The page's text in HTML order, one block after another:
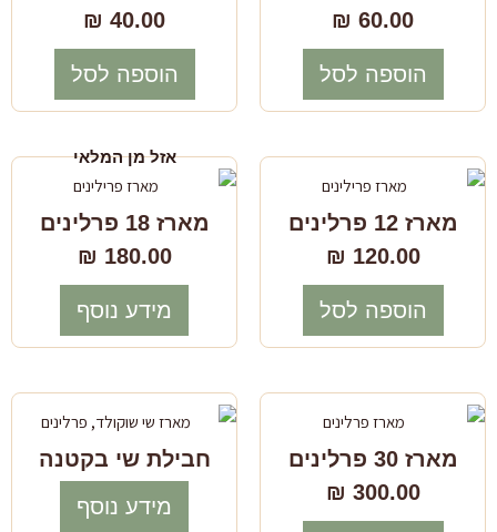
60.00
₪
הוספה לסל
40.00
₪
הוספה לסל
מארז 12 פרלינים
120.00
₪
הוספה לסל
אזל מן המלאי
מארז 18 פרלינים
180.00
₪
מידע נוסף
מארז 30 פרלינים
300.00
₪
חבילת שי בקטנה
מידע נוסף